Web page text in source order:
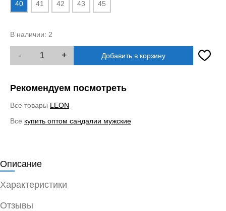
40 41 42 43 45
В наличии: 2
- + Добавить в корзину
Рекомендуем посмотреть
Все товары LEON
Все купить оптом сандалии мужские
Описание
Характеристики
Отзывы